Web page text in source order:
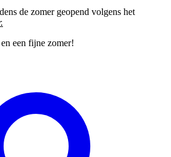
de zomer geopend volgens het
.
een fijne zomer!